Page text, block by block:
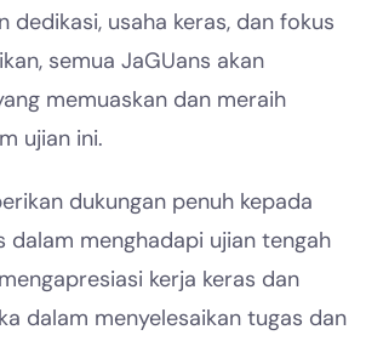
dedikasi, usaha keras, dan fokus
semua JaGUans akan
memuaskan dan meraih
ujian ini.
dukungan penuh kepada
dalam menghadapi ujian tengah
kerja keras dan
dalam menyelesaikan tugas dan